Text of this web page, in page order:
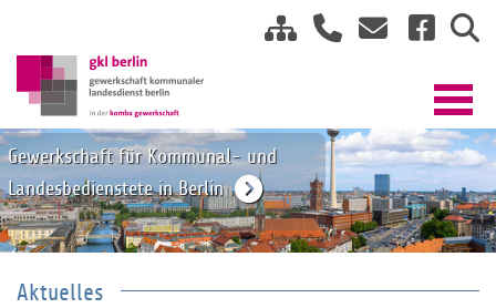
Gewerkschaft für Kommunal- und
Landesbedienstete in Berlin
Aktuelles